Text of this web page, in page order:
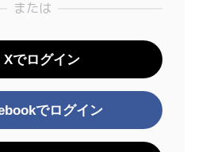
または
Xでログイン
でログイン